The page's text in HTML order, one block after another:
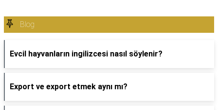
Blog
Evcil hayvanların ingilizcesi nasıl söylenir?
Export ve export etmek aynı mı?